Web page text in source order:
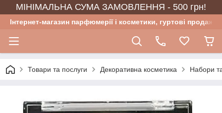
МІНІМАЛЬНА СУМА ЗАМОВЛЕННЯ - 500 грн!
Інтернет-магазин парфюмерії і косметики, гуртові продажі
Товари та послуги Декоративна косметика Набори